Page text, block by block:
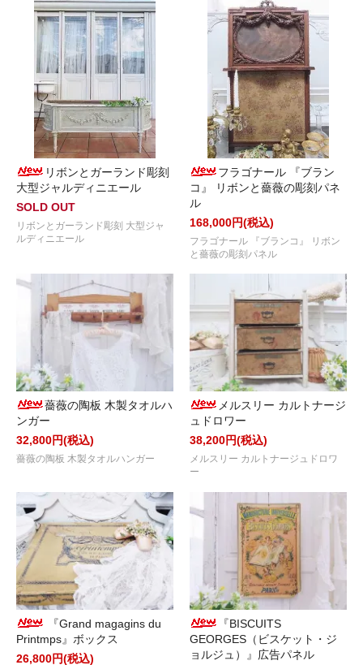
リボンとガーランド彫刻
大型ジャルディニエール
SOLD OUT
リボンとガーランド彫刻 大型ジャ
ルディニエール
フラゴナール 『ブラン
コ』 リボンと薔薇の彫刻パネ
ル
168,000円(税込)
フラゴナール 『ブランコ』 リボン
と薔薇の彫刻パネル
薔薇の陶板 木製タオルハ
ンガー
32,800円(税込)
薔薇の陶板 木製タオルハンガー
メルスリー カルトナージ
ュドロワー
38,200円(税込)
メルスリー カルトナージュドロワ
ー
『Grand magagins du
Printmps』ボックス
26,800円(税込)
『BISCUITS
GEORGES（ビスケット・ジ
ョルジュ）』広告パネル